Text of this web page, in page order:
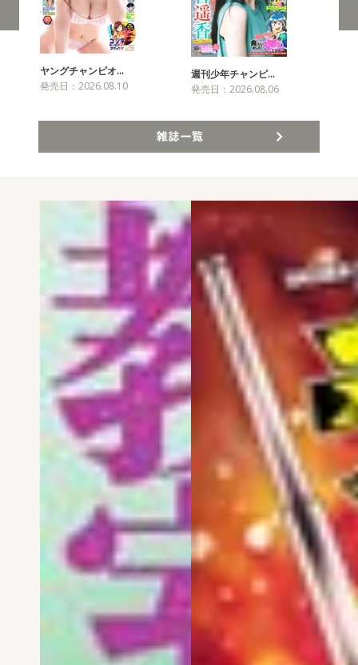
ヤングチャンピオ…
発売日：2026.08.10
週刊少年チャンピ…
発売日：2026.08.06